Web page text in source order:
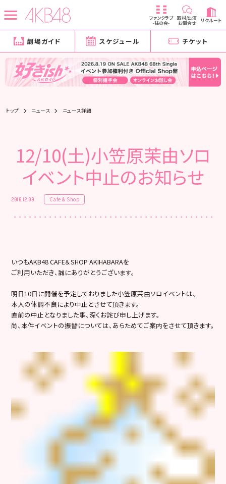
ファンクラブ
-柱の会-
取材/出演
お問合せ リクルート
劇場ガイド スケジュール チケット
トップ ニュース ニュース詳細
12/10(土)小笠原茉由ソロ
イベント中止のお知らせ
2016.12.09 Cafe & Shop
いつもAKB48 CAFE＆SHOP AKIHABARAを
ご利用いただき、誠にありがとうございます。
明日10日に開催を予定しておりました小笠原茉由ソロイベントは、
本人の体調不良により中止とさせて頂きます。
直前の中止となりました事、深くお詫び申し上げます。
尚、本件イベントの振替については、あらためてご案内をさせて頂きます。